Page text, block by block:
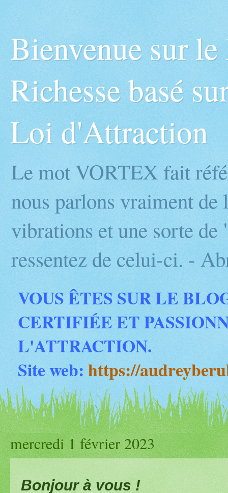
Bienvenue sur
Richesse basé
Loi d'Attraction
Le mot VORTEX fait
nous parlons vraiment
vibrations et une sorte
ressentez de celui-ci. -
VOUS ÊTES SUR LE
CERTIFIÉE ET
L'ATTRACTION.
Site web:https://
mercredi 1 février 2023
Bonjour à vous !